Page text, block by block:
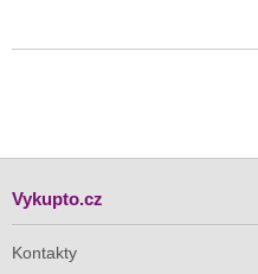
Vykupto.cz
Kontakty